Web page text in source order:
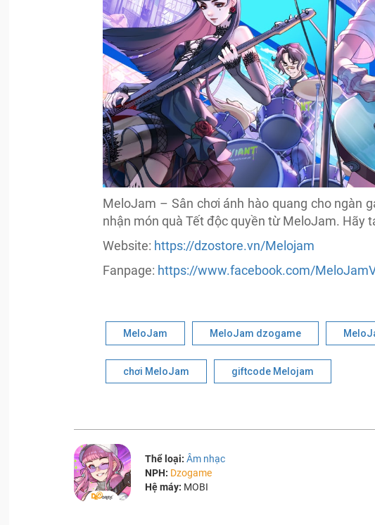
MeloJam – Sân chơi ánh hào quang cho ngàn
nhận món quà Tết độc quyền từ MeloJam. Hãy
Website: https://dzostore.vn/Melojam
Fanpage: https://www.facebook.com/
MeloJam MeloJam dzogame
chơi MeloJam giftcode Melojam
Thể loại: Âm nhạc
NPH: Dzogame
Hệ máy: MOBI